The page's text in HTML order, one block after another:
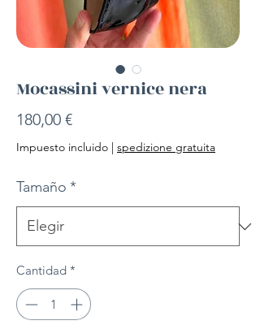
Mocassini vernice nera
180,00 €Precio
Impuesto incluido | spedizione gratuita
Tamaño *
Cantidad *